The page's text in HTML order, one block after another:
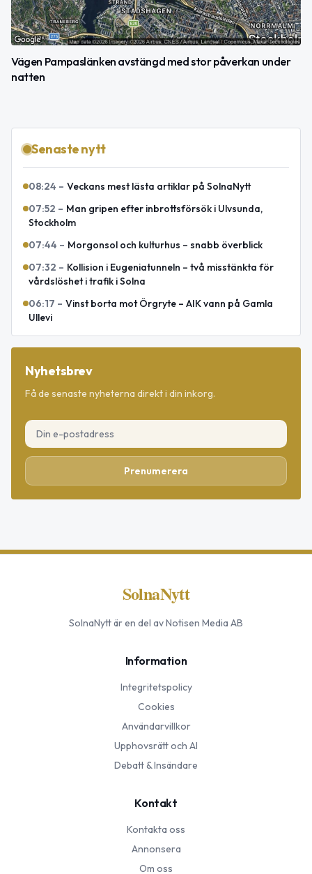
Vägen Pampaslänken avstängd med stor påverkan under
natten
Senaste nytt
08:24 – Veckans mest lästa artiklar på SolnaNytt
07:52 – Man gripen efter inbrottsförsök i Ulvsunda,
Stockholm
07:44 – Morgonsol och kulturhus – snabb överblick
07:32 – Kollision i Eugeniatunneln – två misstänkta för
vårdslöshet i trafik i Solna
06:17 – Vinst borta mot Örgryte – AIK vann på Gamla
Ullevi
Nyhetsbrev
Få de senaste nyheterna direkt i din inkorg.
Prenumerera
SolnaNytt
SolnaNyttär en del av Notisen Media AB
Information
Integritetspolicy
Cookies
Användarvillkor
Upphovsrätt och AI
Debatt & Insändare
Kontakt
Kontakta oss
Annonsera
Om oss